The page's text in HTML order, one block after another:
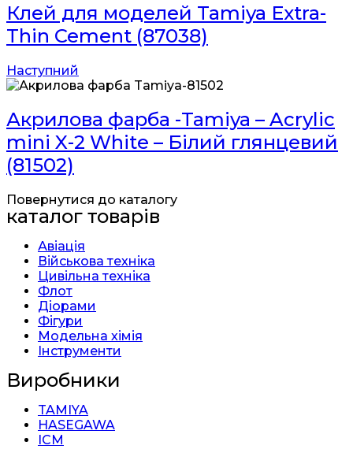
Клей для моделей Tamiya Extra-
Thin Cement (87038)
Наступний
Акрилова фарба -Tamiya – Acrylic
mini X-2 White – Білий глянцевий
(81502)
Повернутися до каталогу
каталог товарів
Авіація
Військова техніка
Цивільна техніка
Флот
Діорами
Фігури
Модельна хімія
Інструменти
Виробники
TAMIYA
HASEGAWA
ICM